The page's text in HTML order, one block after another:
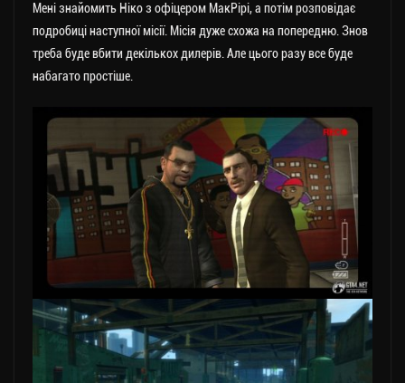
Мені знайомить Ніко з офіцером МакРірі, а потім розповідає
подробиці наступної місії. Місія дуже схожа на попередню. Знов
треба буде вбити декількох дилерів. Але цього разу все буде
набагато простіше.